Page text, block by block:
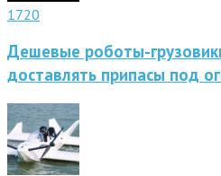
1720
Дешевые роботы-
доставлять припасы под